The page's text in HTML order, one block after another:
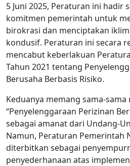
5 Juni 2025, Peraturan ini hadir
komitmen pemerintah untuk
birokrasi dan menciptakan
kondusif. Peraturan ini secara
mencabut keberlakuan
Tahun 2021 tentang
Berusaha Berbasis Risiko.
Keduanya memang sama-
“Penyelenggaraan Perizinan
sebagai amanat dari Undang-
Namun, Peraturan Pemerintah
diterbitkan sebagai
penyederhanaan atas